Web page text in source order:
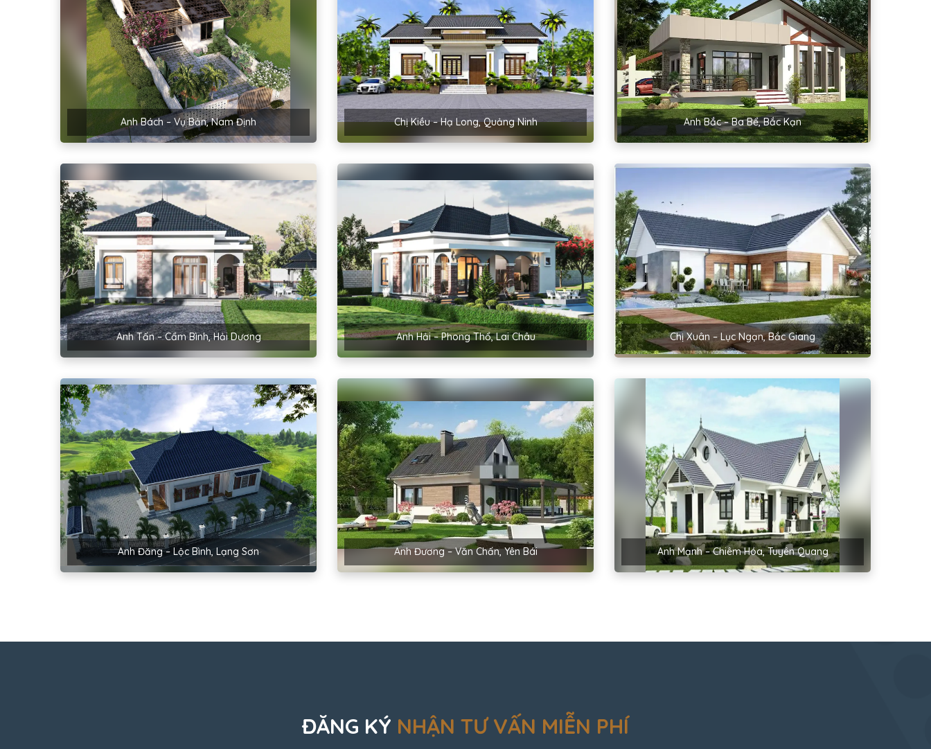
Anh Bách – Vụ Bản, Nam Định Chị Kiều – Hạ Long, Quảng Ninh Anh Bắc – Ba Bể, Bắc Kạn
Anh Tấn – Cẩm Bình, Hải Dương Anh Hải – Phong Thổ, Lai Châu Chị Xuân – Lục Ngạn, Bắc Giang
Anh Đăng – Lộc Bình, Lạng Sơn Anh Đương – Văn Chấn, Yên Bái Anh Mạnh – Chiêm Hóa, Tuyên Quang
ĐĂNG KÝ NHẬN TƯ VẤN MIỄN PHÍ